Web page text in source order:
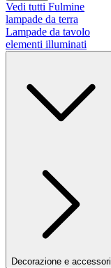
Vedi tutti Fulmine
lampade da terra
Lampade da tavolo
elementi illuminati
Decorazione e accessori